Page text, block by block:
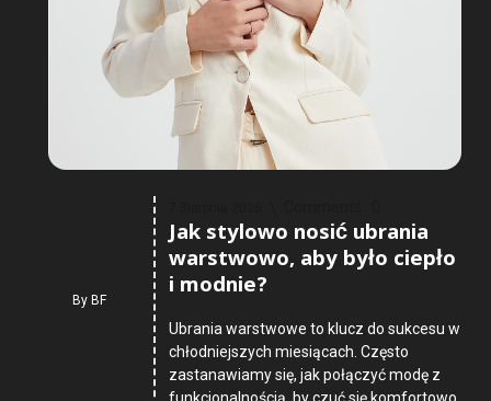
ByBF
Jak stylowo nosić ubrania
warstwowo, aby było ciepło
i modnie?
Ubrania warstwowe to klucz do sukcesu w
chłodniejszych miesiącach. Często
zastanawiamy się, jak połączyć modę z